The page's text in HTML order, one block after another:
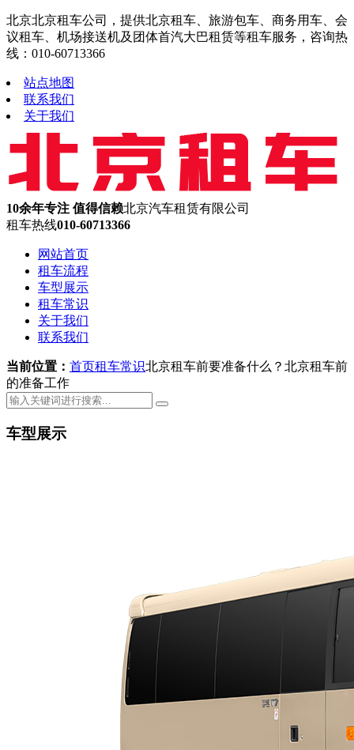
北京北京租车公司，提供北京租车、旅游包车、商务用车、会
议租车、机场接送机及团体首汽大巴租赁等租车服务，咨询热
线：010-60713366
站点地图
联系我们
关于我们
10余年专注 值得信赖北京汽车租赁有限公司
租车热线010-60713366
网站首页
租车流程
车型展示
租车常识
关于我们
联系我们
当前位置： 首页租车常识北京租车前要准备什么？北京租车前
的准备工作
车型展示